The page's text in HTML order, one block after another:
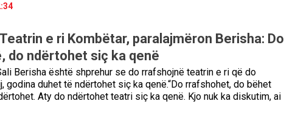
e ri Kombëtar, paralajmëron Berisha: Do
do ndërtohet siç ka qenë
Berisha është shprehur se do rrafshojnë teatrin e ri që do
godina duhet të ndërtohet siç ka qenë.“Do rrafshohet, do bëhet
Aty do ndërtohet teatri siç ka qenë. Kjo nuk ka diskutim, ai